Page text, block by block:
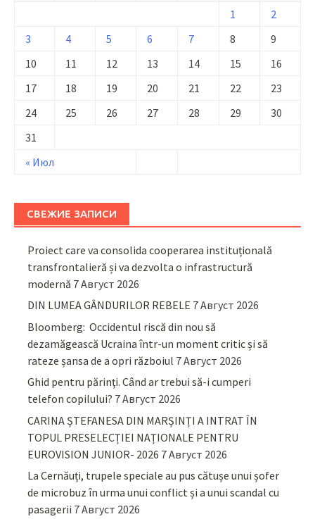
« Июл
1
2
3
4 5 6 7 8
9
10
11 12 13 14 15
16
17
18 19 20 21 22
23
24
25 26 27 28 29
30
31
СВЕЖИЕ ЗАПИСИ
Proiect care va consolida cooperarea instituțională
transfrontalieră și va dezvolta o infrastructură
modernă 7 Август 2026
DIN LUMEA GÂNDURILOR REBELE 7 Август 2026
Bloomberg: Occidentul riscă din nou să
dezamăgească Ucraina într-un moment critic și să
rateze șansa de a opri războiul 7 Август 2026
Ghid pentru părinţi. Când ar trebui să-i cumperi
telefon copilului? 7 Август 2026
CARINA ȘTEFANESA DIN MARȘINȚI A INTRAT ÎN
TOPUL PRESELECȚIEI NAȚIONALE PENTRU
EUROVISION JUNIOR- 2026 7 Август 2026
La Cernăuți, trupele speciale au pus cătușe unui șofer
de microbuz în urma unui conflict și a unui scandal cu
pasagerii 7 Август 2026